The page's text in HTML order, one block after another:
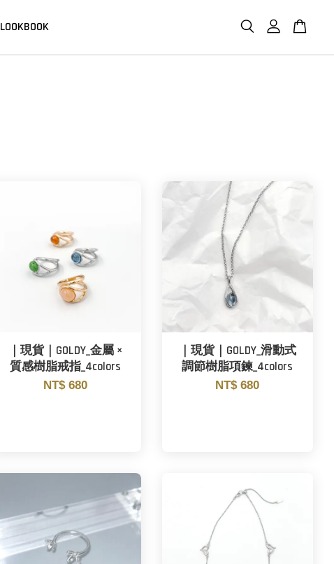
LOOKBOOK
｜現貨｜GOLDY_金屬 ×
質感樹脂戒指_4colors
NT$ 680
｜現貨｜GOLDY_滑動式
調節樹脂項鍊_4colors
NT$ 680